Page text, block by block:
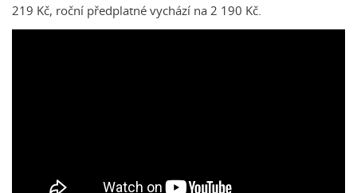
219 Kč, roční předplatné vychází na 2 190 Kč.